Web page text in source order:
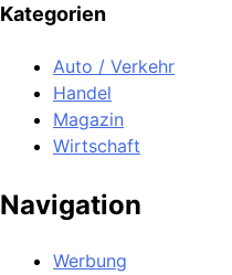
Kategorien
Auto / Verkehr
Handel
Magazin
Wirtschaft
Navigation
Werbung